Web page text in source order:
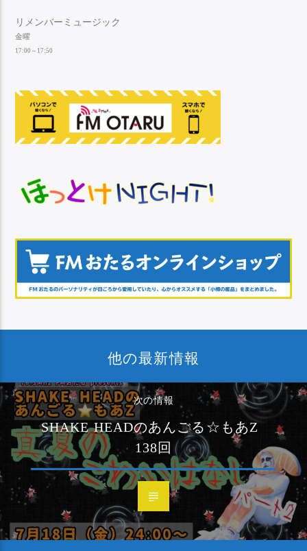
リメンバーミュージック
金曜
17:00～17:50
他の最新情報
次の情報
SHAKE HEADのあんごる☆もあZ
138回